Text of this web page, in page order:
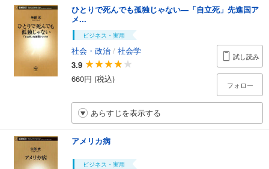
ひとりで死んでも孤独じゃない―「自立死」先進国ア
メ...
ビジネス・実用
社会・政治 / 社会学
3.9
660円 (税込)
試し読み
フォロー
あらすじを表示する
アメリカ病
ビジネス・実用